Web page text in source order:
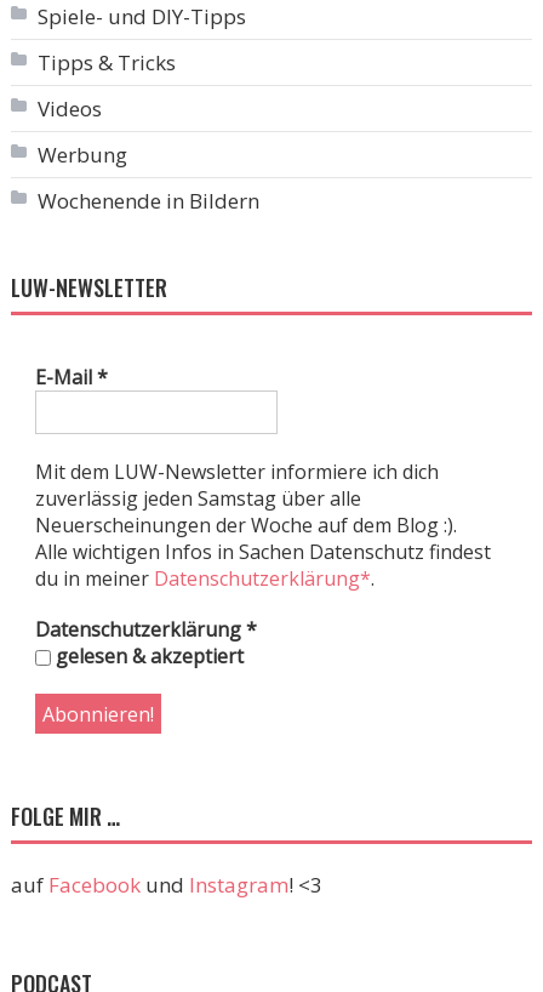
Spiele- und DIY-Tipps
Tipps & Tricks
Videos
Werbung
Wochenende in Bildern
LUW-NEWSLETTER
E-Mail*
Mit dem LUW-Newsletter informiere ich dich
zuverlässig jeden Samstag über alle
Neuerscheinungen der Woche auf dem Blog :).
Alle wichtigen Infos in Sachen Datenschutz findest
du in meiner Datenschutzerklärung*.
Datenschutzerklärung*
gelesen & akzeptiert
FOLGE MIR …
auf Facebookund Instagram! <3
PODCAST